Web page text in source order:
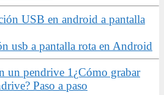
usb a pantalla rota en Android
¿Cómo grabar
Paso a paso